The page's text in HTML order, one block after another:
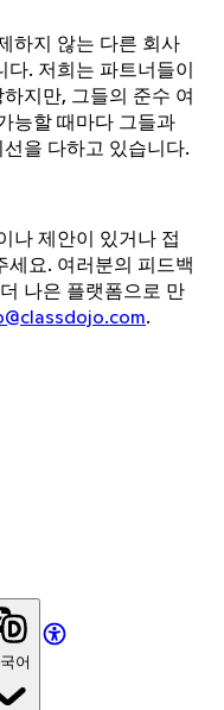
하지 않는 다른 회사
다. 저희는 파트너들이
지만, 그들의 준수 여
능할 때마다 그들과
을 다하고 있습니다.
나 제안이 있거나 접
세요. 여러분의 피드백
나은 플랫폼으로 만
.
어